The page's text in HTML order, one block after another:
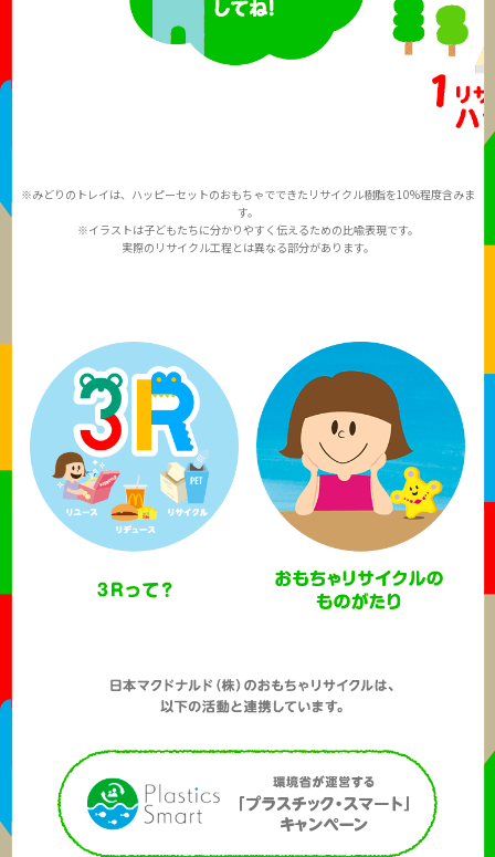
※みどりのトレイは、ハッピーセットのおもちゃでできたリサイクル樹脂を10%程度含みま
す。
※イラストは子どもたちに分かりやすく伝えるための比喩表現です。
実際のリサイクル工程とは異なる部分があります。